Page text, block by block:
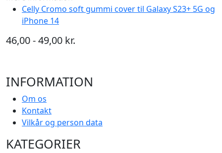
Celly Cromo soft gummi cover til Galaxy S23+ 5G og
iPhone 14
46,00 - 49,00 kr.
INFORMATION
Om os
Kontakt
Vilkår og person data
KATEGORIER